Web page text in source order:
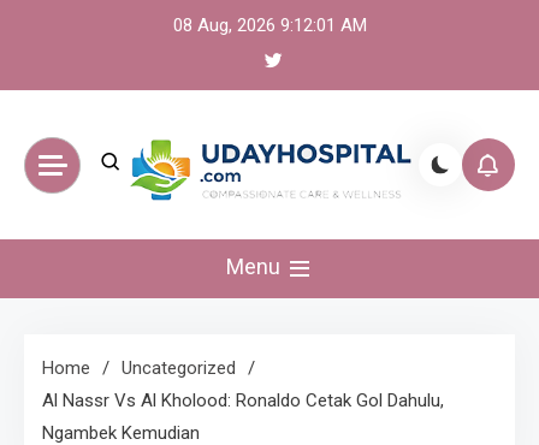
08 Aug, 2026 9:12:01 AM
UdayHospital:
Berita, olahraga,
gaming Akurat dan
Menu
Home
Uncategorized
Al Nassr Vs Al Kholood: Ronaldo Cetak Gol Dahulu,
Ngambek Kemudian